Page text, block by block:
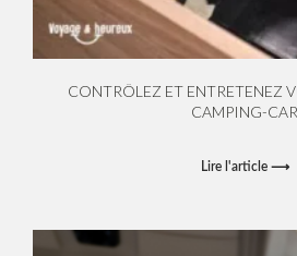
CONTRÔLEZ ET ENTRETENEZ
CAMPING-CAR
Lire l'article ⟶